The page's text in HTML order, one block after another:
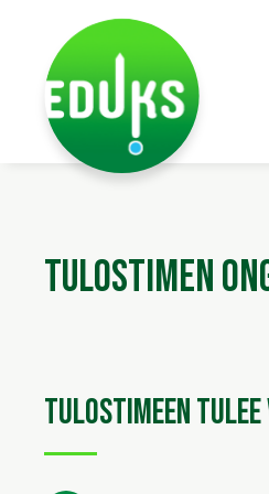
Siirry pääsisältöön
Tulostimen
Tulostimeen